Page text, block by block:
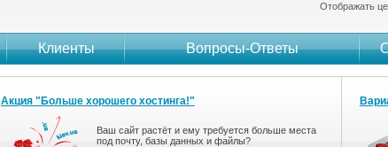
Клиенты Вопросы-Ответы
Отображать
Акция "Больше хорошего хостинга!"
Ваш сайт растёт и ему требуется больше места
под почту, базы данных и файлы?